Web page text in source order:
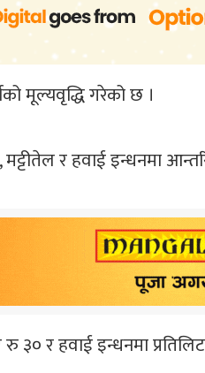
मूल्यवृद्धि गरेको छ ।
र हवाई इन्धनमा
३० र हवाई इन्धनमा